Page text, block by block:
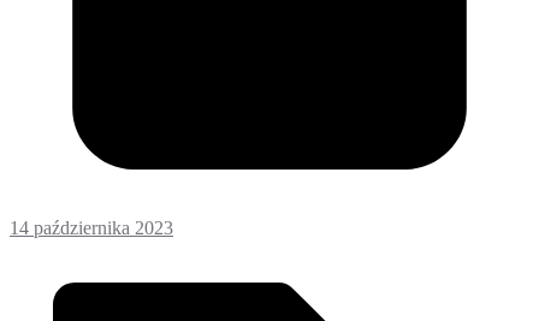
14 października 2023